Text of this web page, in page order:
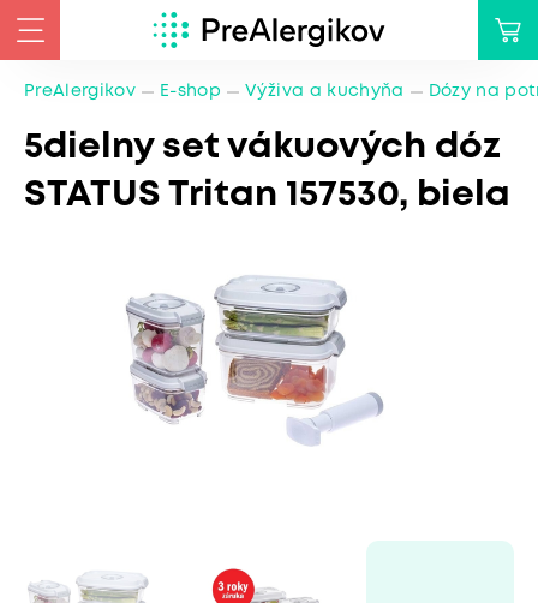
PreAlergikov E-shop Výživa a kuchyňa Dózy na
5dielny set vákuových dóz
STATUS Tritan 157530, biela